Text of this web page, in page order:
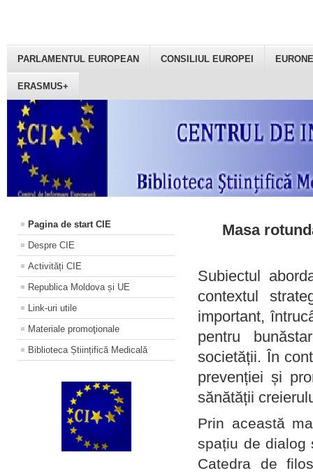
PARLAMENTUL EUROPEAN CONSILIUL EUROPEI
ERASMUS+
Pagina de start CIE
Despre CIE
Activități CIE
Republica Moldova și UE
Link-uri utile
Materiale promoţionale
Biblioteca Științifică Medicală
Masa
Subiectul
contextul
important,
pentru
societății. În
prevenției și
sănătății
Prin această
spațiu de dialog
Catedra de